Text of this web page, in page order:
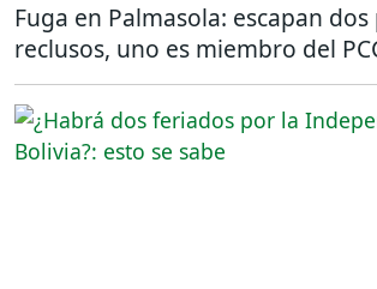
Fuga en Palmasola: escapan
reclusos, uno es miembro del